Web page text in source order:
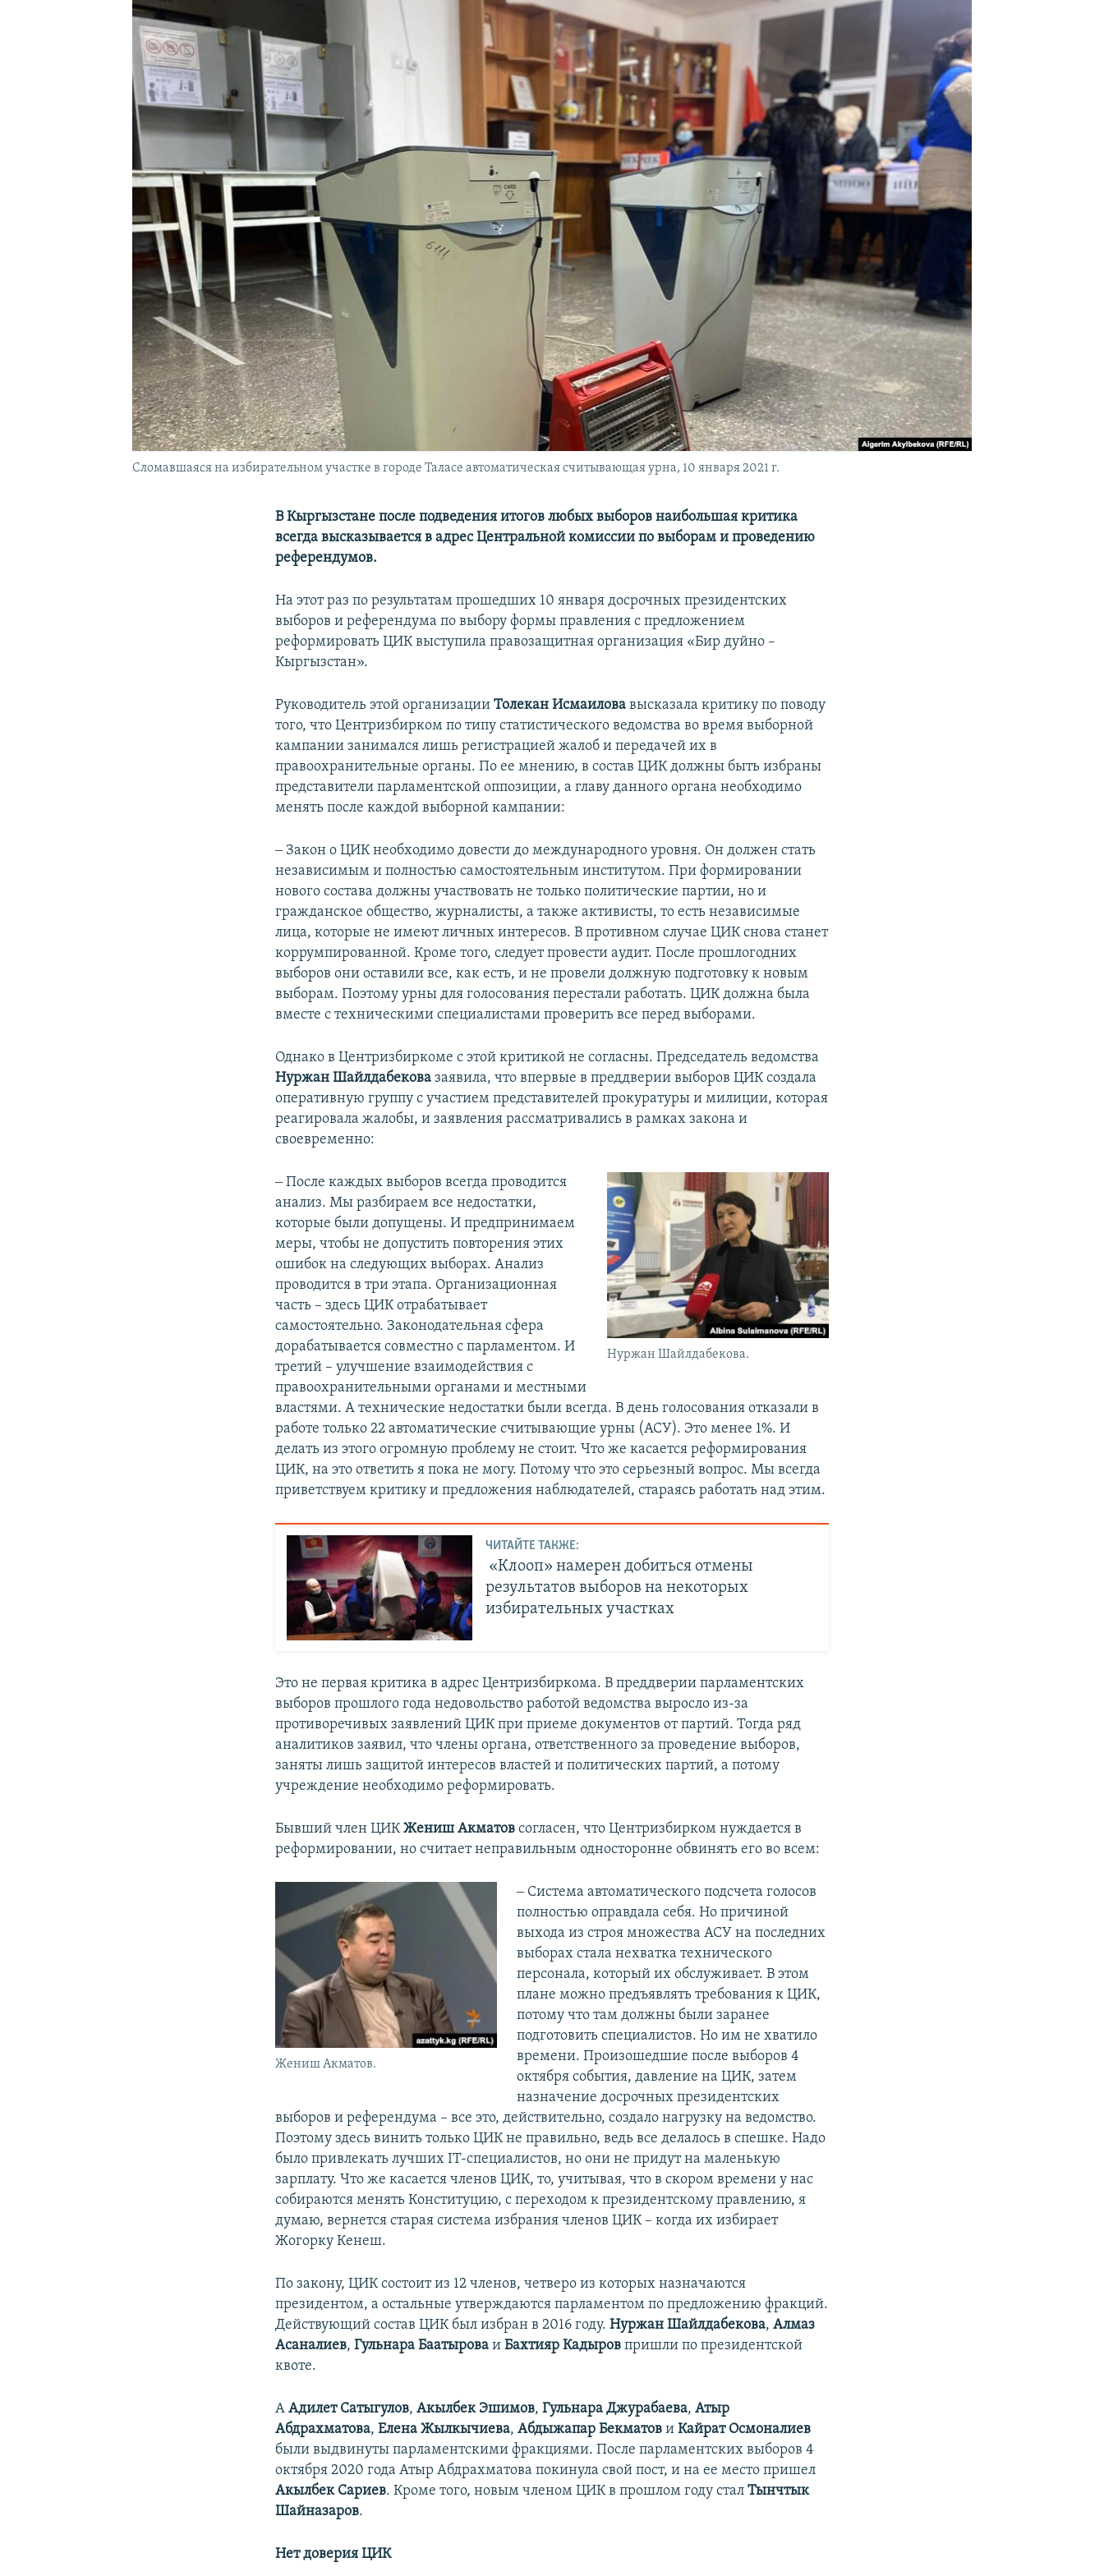
Сломавшаяся на избирательном участке в городе Таласе автоматическая считывающая урна, 10 января 2021 г.
В Кыргызстане после подведения итогов любых выборов наибольшая критика
всегда высказывается в адрес Центральной комиссии по выборам и проведению
референдумов.
На этот раз по результатам прошедших 10 января досрочных президентских
выборов и референдума по выбору формы правления с предложением
реформировать ЦИК выступила правозащитная организация «Бир дуйно –
Кыргызстан».
Руководитель этой организацииТолекан Исмаилова высказала критику по поводу
того, что Центризбирком по типу статистического ведомства во время выборной
кампании занимался лишь регистрацией жалоб и передачей их в
правоохранительные органы. По ее мнению, в состав ЦИК должны быть избраны
представители парламентской оппозиции, а главу данного органа необходимо
менять после каждой выборной кампании:
‒ Закон о ЦИК необходимо довести до международного уровня. Он должен стать
независимым и полностью самостоятельным институтом. При формировании
нового состава должны участвовать не только политические партии, но и
гражданское общество, журналисты, а также активисты, то есть независимые
лица, которые не имеют личных интересов. В противном случае ЦИК снова станет
коррумпированной. Кроме того, следует провести аудит. После прошлогодних
выборов они оставили все, как есть, и не провели должную подготовку к новым
выборам. Поэтому урны для голосования перестали работать. ЦИК должна была
вместе с техническими специалистами проверить все перед выборами.
Однако в Центризбиркоме с этой критикой не согласны. Председатель ведомства
Нуржан Шайлдабекова заявила, что впервые в преддверии выборов ЦИК создала
оперативную группу с участием представителей прокуратуры и милиции, которая
реагировала жалобы, и заявления рассматривались в рамках закона и
своевременно:
Нуржан Шайлдабекова.
‒ После каждых выборов всегда проводится
анализ. Мы разбираем все недостатки,
которые были допущены. И предпринимаем
меры, чтобы не допустить повторения этих
ошибок на следующих выборах. Анализ
проводится в три этапа. Организационная
часть – здесь ЦИК отрабатывает
самостоятельно. Законодательная сфера
дорабатывается совместно с парламентом. И
третий – улучшение взаимодействия с
правоохранительными органами и местными
властями. А технические недостатки были всегда. В день голосования отказали в
работе только 22 автоматические считывающие урны (АСУ). Это менее 1%. И
делать из этого огромную проблему не стоит. Что же касается реформирования
ЦИК, на это ответить я пока не могу. Потому что это серьезный вопрос. Мы всегда
приветствуем критику и предложения наблюдателей, стараясь работать над этим.
ЧИТАЙТЕ ТАКЖЕ:
«Клооп» намерен добиться отмены
результатов выборов на некоторых
избирательных участках
Это не первая критика в адрес Центризбиркома. В преддверии парламентских
выборов прошлого года недовольство работой ведомства выросло из-за
противоречивых заявлений ЦИК при приеме документов от партий. Тогда ряд
аналитиков заявил, что члены органа, ответственного за проведение выборов,
заняты лишь защитой интересов властей и политических партий, а потому
учреждение необходимо реформировать.
Бывший член ЦИКЖениш Акматов согласен, что Центризбирком нуждается в
реформировании, но считает неправильным односторонне обвинять его во всем:
Жениш Акматов.
‒ Система автоматического подсчета голосов
полностью оправдала себя. Но причиной
выхода из строя множества АСУ на последних
выборах стала нехватка технического
персонала, который их обслуживает. В этом
плане можно предъявлять требования к ЦИК,
потому что там должны были заранее
подготовить специалистов. Но им не хватило
времени. Произошедшие после выборов 4
октября события, давление на ЦИК, затем
назначение досрочных президентских
выборов и референдума – все это, действительно, создало нагрузку на ведомство.
Поэтому здесь винить только ЦИК не правильно, ведь все делалось в спешке. Надо
было привлекать лучших IT-специалистов, но они не придут на маленькую
зарплату. Что же касается членов ЦИК, то, учитывая, что в скором времени у нас
собираются менять Конституцию, с переходом к президентскому правлению, я
думаю, вернется старая система избрания членов ЦИК – когда их избирает
Жогорку Кенеш.
По закону, ЦИК состоит из 12 членов, четверо из которых назначаются
президентом, а остальные утверждаются парламентом по предложению фракций.
Действующий состав ЦИК был избран в 2016 году.Нуржан Шайлдабекова,Алмаз
Асаналиев,Гульнара Баатырова иБахтияр Кадыров пришли по президентской
квоте.
ААдилет Сатыгулов,Акылбек Эшимов,Гульнара Джурабаева,Атыр
Абдрахматова,Елена Жылкычиева,Абдыжапар Бекматов иКайрат Осмоналиев
были выдвинуты парламентскими фракциями. После парламентских выборов 4
октября 2020 года Атыр Абдрахматова покинула свой пост, и на ее место пришел
Акылбек Сариев. Кроме того, новым членом ЦИК в прошлом году сталТынчтык
Шайназаров.
Нет доверия ЦИК